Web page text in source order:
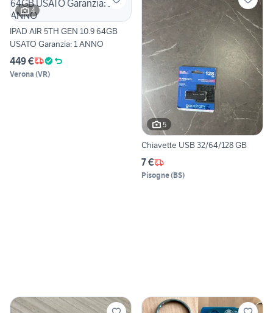
4
IPAD AIR 5TH GEN 10.9 64GB
USATO Garanzia: 1 ANNO
449 €
Verona (VR)
5
Chiavette USB 32/64/128 GB
7 €
Pisogne(BS)